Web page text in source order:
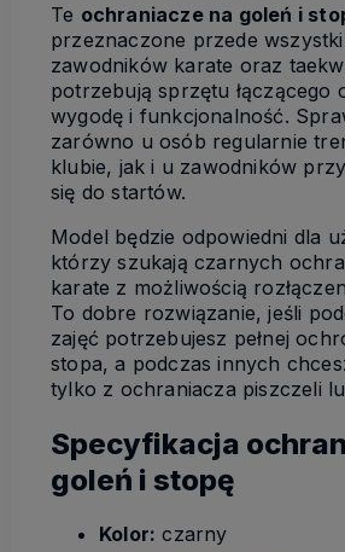
Te ochraniacze na goleń i
przeznaczone przede
zawodników karate oraz
potrzebują sprzętu łączącego
wygodę i funkcjonalność.
zarówno u osób regularnie
klubie, jak i u zawodników
się do startów.
Model będzie odpowiedni dla
którzy szukają czarnych
karate z możliwością
To dobre rozwiązanie, jeśli
zajęć potrzebujesz pełnej
stopa, a podczas innych
tylko z ochraniacza piszczeli
Specyfikacja
goleń i stopę
Kolor: czarny